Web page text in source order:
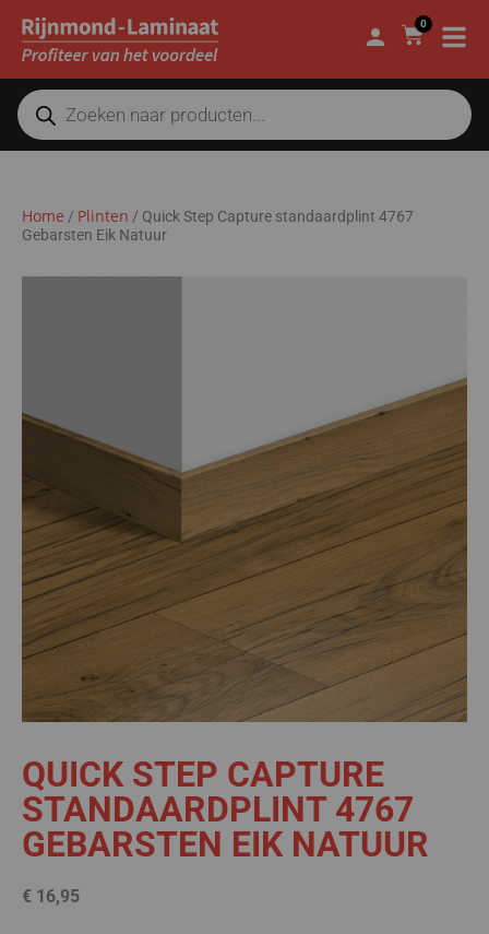
0
Home / Plinten / Quick Step Capture standaardplint 4767
Gebarsten Eik Natuur
QUICK STEP CAPTURE
STANDAARDPLINT 4767
GEBARSTEN EIK NATUUR
€ 16,95